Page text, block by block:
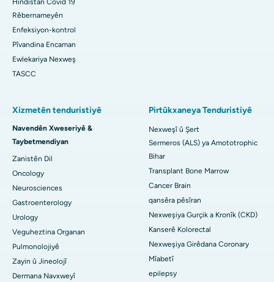
Hindistan Covid 19
Rêbernameyên
Enfeksiyon-kontrol
Pîvandina Encaman
Ewlekariya Nexweş
TASCC
Xizmetên tenduristiyê
Navendên Xweseriyê &
Taybetmendiyan
Zanistên Dil
Oncology
Neurosciences
Gastroenterology
Urology
Veguheztina Organan
Pulmonolojiyê
Zayin û Jineolojî
Dermana Navxweyî
Pirtûkxaneya Tenduristiyê
Nexweşî û Şert
Sermeros (ALS) ya Amototrophic
Bihar
Transplant Bone Marrow
Cancer Brain
qansêra pêsîran
Nexweşiya Gurçik a Kronîk (CKD)
Kanserê Kolorectal
Nexweşiya Girêdana Coronary
Mîabetî
epilepsy